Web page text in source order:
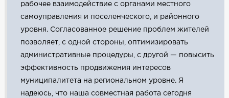
рабочее взаимодействие с органами местного
самоуправления и поселенческого, и районного
уровня. Согласованное решение проблем жителей
позволяет, с одной стороны, оптимизировать
административные процедуры, с другой — повысить
эффективность продвижения интересов
муниципалитета на региональном уровне. Я
надеюсь, что наша совместная работа сегодня